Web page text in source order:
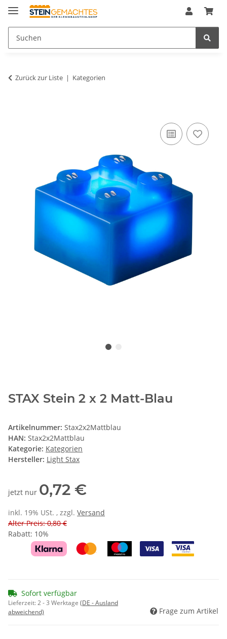
Zurück zur Liste Kategorien
STAX Stein 2 x 2 Matt-Blau
Artikelnummer: Stax2x2Mattblau
HAN: Stax2x2Mattblau
Kategorie: Kategorien
Hersteller: Light Stax
jetzt nur 0,72 €
inkl. 19% USt. , zzgl. Versand
Alter Preis: 0,80 €
Rabatt: 10%
Sofort verfügbar
Lieferzeit:2 - 3 Werktage (DE - Ausland
abweichend)
Frage zum Artikel